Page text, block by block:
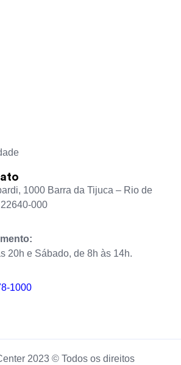
1000 Barra da Tijuca – Rio de
000
20h e Sábado, de 8h às 14h.
1000
2023 © Todos os direitos